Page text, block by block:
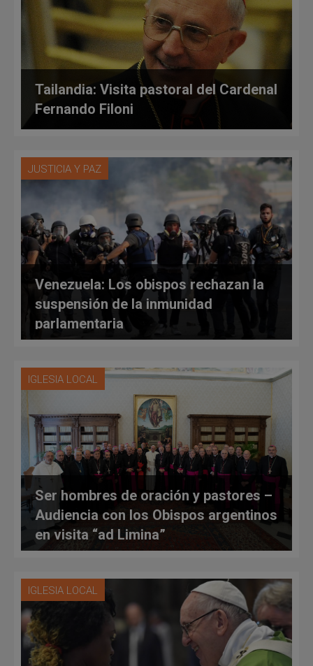
Tailandia: Visita pastoral del Cardenal
Fernando Filoni
JUSTICIA Y PAZ
Venezuela: Los obispos rechazan la
suspensión de la inmunidad
parlamentaria
IGLESIA LOCAL
Ser hombres de oración y pastores –
Audiencia con los Obispos argentinos
en visita “ad Limina”
IGLESIA LOCAL